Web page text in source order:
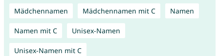
Mädchennamen Mädchennamen mit C Namen
Namen mit C Unisex-Namen
Unisex-Namen mit C